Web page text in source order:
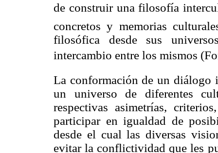
de construir una filosofía
concretos y memorias
filosófica desde sus
intercambio entre los mismos
La conformación de un diálogo
un universo de diferentes
respectivas asimetrías,
participar en igualdad de
desde el cual las diversas
evitar la conflictividad que les